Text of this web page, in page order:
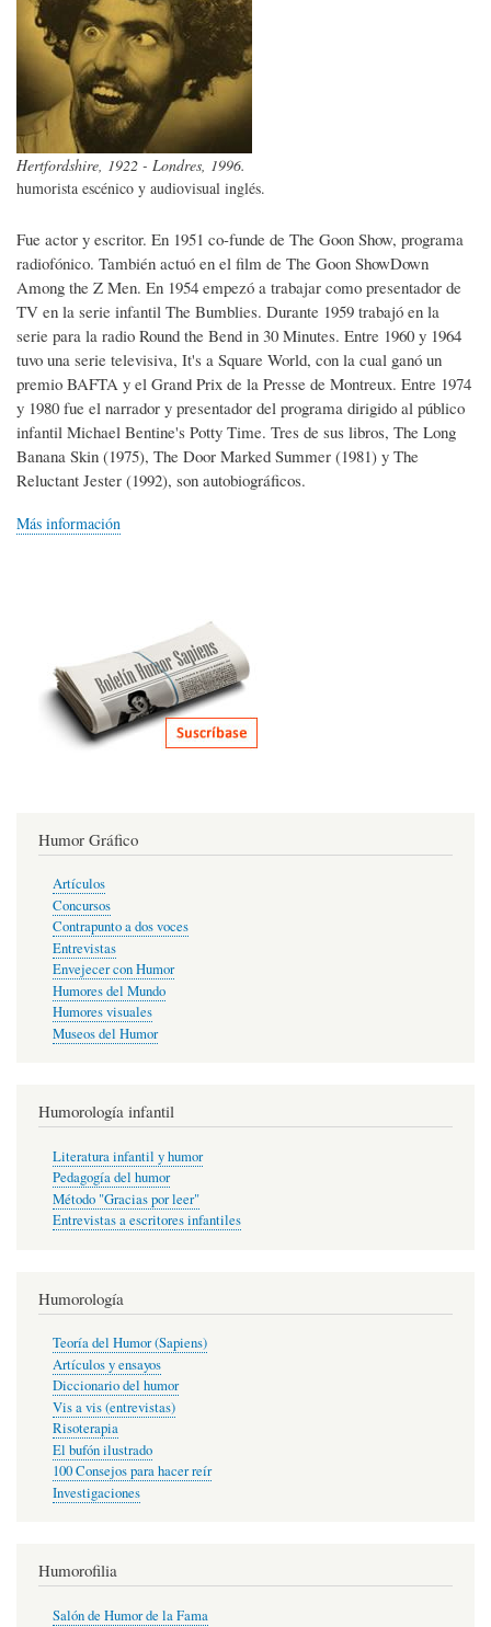
Hertfordshire, 1922​ - Londres, 1996.
humorista escénico y audiovisual inglés.
Fue actor y escritor. En 1951 co-funde de The Goon Show, programa
radiofónico. También actuó en el film de The Goon ShowDown
Among the Z Men. En 1954 empezó a trabajar como presentador de
TV en la serie infantil The Bumblies. Durante 1959 trabajó en la
serie para la radio Round the Bend in 30 Minutes. Entre 1960 y 1964
tuvo una serie televisiva, It's a Square World, con la cual ganó un
premio BAFTA y el Grand Prix de la Presse de Montreux. Entre 1974
y 1980 fue el narrador y presentador del programa dirigido al público
infantil Michael Bentine's Potty Time. Tres de sus libros, The Long
Banana Skin (1975), The Door Marked Summer (1981) y The
Reluctant Jester (1992), son autobiográficos.
Más información
Humor Gráfico
Artículos
Concursos
Contrapunto a dos voces
Entrevistas
Envejecer con Humor
Humores del Mundo
Humores visuales
Museos del Humor
Humorología infantil
Literatura infantil y humor
Pedagogía del humor
Método "Gracias por leer"
Entrevistas a escritores infantiles
Humorología
Teoría del Humor (Sapiens)
Artículos y ensayos
Diccionario del humor
Vis a vis (entrevistas)
Risoterapia
El bufón ilustrado
100 Consejos para hacer reír
Investigaciones
Humorofilia
Salón de Humor de la Fama